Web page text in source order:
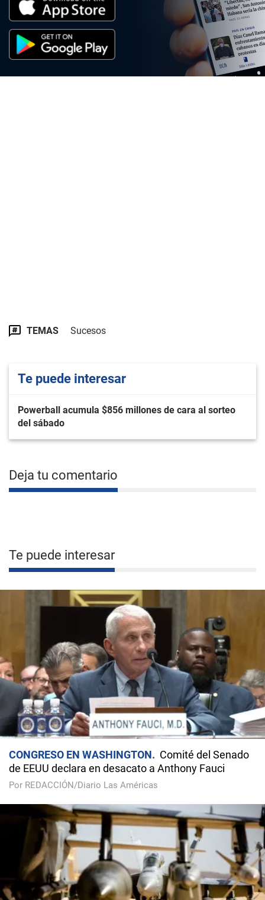
TEMAS Sucesos
Te puede interesar
Powerball acumula $856 millones de cara al sorteo
del sábado
Deja tu comentario
Te puede interesar
CONGRESO EN WASHINGTON
Comité del Senado
de EEUU declara en desacato a Anthony Fauci
Por REDACCIÓN/Diario Las Américas